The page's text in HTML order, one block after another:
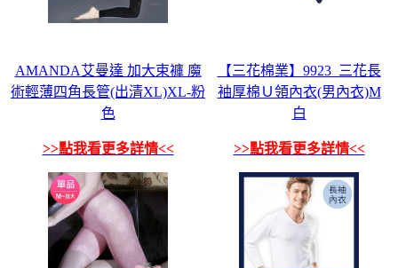
AMANDA艾曼達 加大束褲 魔
術輕薄四角長管(出清XL)XL-粉
色
>>點我看更多詳情<<
【三花棉業】9923_三花長
袖厚棉Ｕ領內衣(男內衣)M
白
>>點我看更多詳情<<